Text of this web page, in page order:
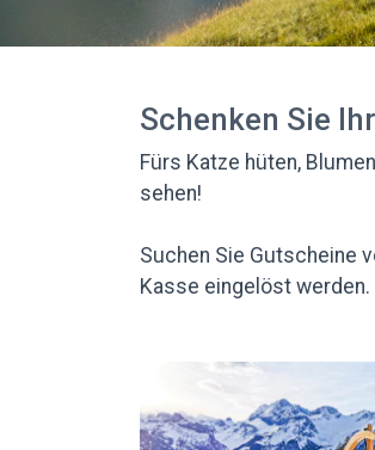
Schenken Sie
Fürs Katze hüten,
sehen!
Suchen Sie Gutscheine
Kasse eingelöst werden.